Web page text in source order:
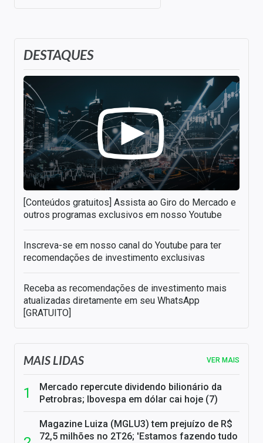
DESTAQUES
[Conteúdos gratuitos] Assista ao Giro do Mercado e
outros programas exclusivos em nosso Youtube
Inscreva-se em nosso canal do Youtube para ter
recomendações de investimento exclusivas
Receba as recomendações de investimento mais
atualizadas diretamente em seu WhatsApp
[GRATUITO]
MAIS LIDAS VER MAIS
Mercado repercute dividendo bilionário da
Petrobras; Ibovespa em dólar cai hoje (7)
Magazine Luiza (MGLU3) tem prejuízo de R$
72,5 milhões no 2T26; 'Estamos fazendo tudo